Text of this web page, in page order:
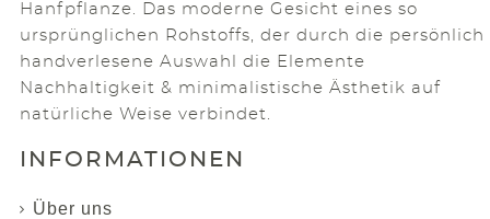
Hanfpflanze. Das moderne Gesicht eines so
ursprünglichen Rohstoffs, der durch die persönlich
handverlesene Auswahl die Elemente
Nachhaltigkeit & minimalistische Ästhetik auf
natürliche Weise verbindet.
INFORMATIONEN
Über uns